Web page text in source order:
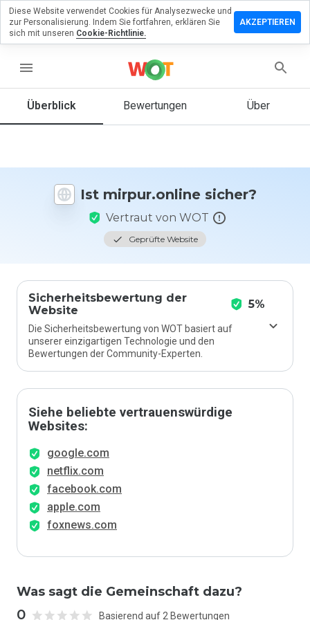
menu
Überblick Bewertungen Über
Ist mirpur.online sicher?
Vertraut von WOT
Geprüfte Website
Sicherheitsbewertung der
Website
5%
Die Sicherheitsbewertung von WOT basiert auf
unserer einzigartigen Technologie und den
Bewertungen der Community-Experten.
Siehe beliebte vertrauenswürdige
Websites:
google.com
netflix.com
facebook.com
apple.com
foxnews.com
Was sagt die Gemeinschaft dazu?
0 Basierend auf 2 Bewertungen
eine
würden
auf einer
Diese Website verwendet Cookies für Analysezwecke und
zur Personalisierung. Indem Sie fortfahren, erklären Sie
sich mit unseren Cookie-Richtlinie.
AKZEPTIEREN